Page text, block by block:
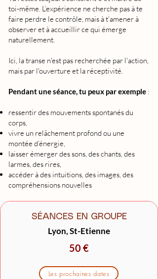
toi-même. L’expérience ne cherche pas à te
faire perdre le contrôle, mais à t’amener à
observer et à accueillir ce qui émerge
naturellement.
Ici, la transe n'est pas recherchée par l'action,
mais par l'ouverture et la réceptivité.
Pendant une séance, tu peux par exemple :
ressentir des mouvements spontanés du
corps,
vivre un relâchement profond ou une
montée d’énergie,
laisser émerger des sons, des chants, des
larmes, des rires,
accéder à des intuitions, des images, des
compréhensions nouvelles
SÉANCES EN GROUPE
Lyon, St-Etienne
50 €
Les prochaines dates